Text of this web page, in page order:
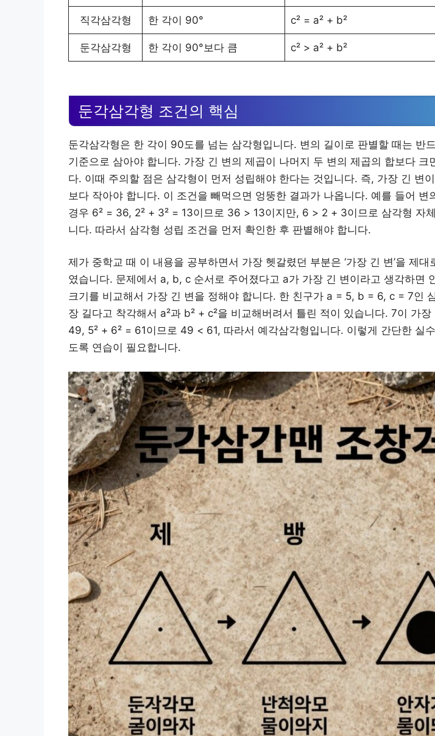
직각삼각형 한 각이 90° c² = a² + b²
둔각삼각형 한 각이 90°보다 큼 c² > a² + b²
둔각삼각형 조건의 핵심
둔각삼각형은 한 각이 90도를 넘는 삼각형입니다. 변의 길이로 판별할 때는 반
기준으로 삼아야 합니다. 가장 긴 변의 제곱이 나머지 두 변의 제곱의 합보다 크
다. 이때 주의할 점은 삼각형이 먼저 성립해야 한다는 것입니다. 즉, 가장 긴 변
보다 작아야 합니다. 이 조건을 빼먹으면 엉뚱한 결과가 나옵니다. 예를 들어 변
경우 6² = 36, 2² + 3² = 13이므로 36 > 13이지만, 6 > 2 + 3이므로 삼각형 자
니다. 따라서 삼각형 성립 조건을 먼저 확인한 후 판별해야 합니다.
제가 중학교 때 이 내용을 공부하면서 가장 헷갈렸던 부분은 ‘가장 긴 변’을 제대
였습니다. 문제에서 a, b, c 순서로 주어졌다고 a가 가장 긴 변이라고 생각하면
크기를 비교해서 가장 긴 변을 정해야 합니다. 한 친구가 a = 5, b = 6, c = 7인
장 길다고 착각해서 a²과 b² + c²을 비교해버려서 틀린 적이 있습니다. 7이 가장
49, 5² + 6² = 61이므로 49 < 61, 따라서 예각삼각형입니다. 이렇게 간단한 실
도록 연습이 필요합니다.